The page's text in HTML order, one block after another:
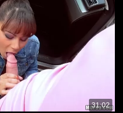
31:02